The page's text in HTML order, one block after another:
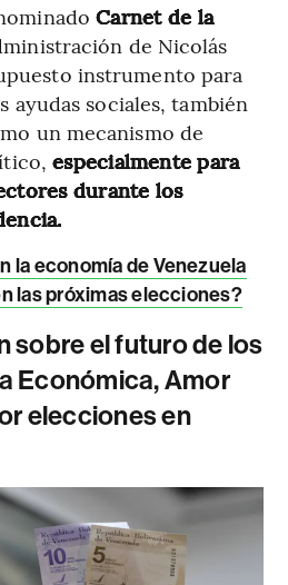
Carnet de la
de Nicolás
instrumento para
ayudas sociales, también
un mecanismo de
especialmente para
durante los
la economía de Venezuela
las próximas elecciones?
sobre el futuro de los
Económica, Amor
elecciones en